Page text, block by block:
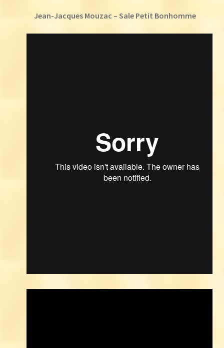
Jean-Jacques Mouzac – Sale Petit Bonhomme